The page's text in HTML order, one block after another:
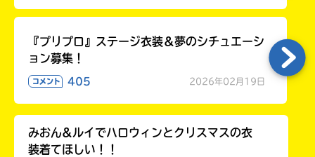
『プリプロ』ステージ衣装＆夢のシチュエーシ
ョン募集！
コメント 405 2026年02月19日
みおん&ルイでハロウィンとクリスマスの衣
装着てほしい！！